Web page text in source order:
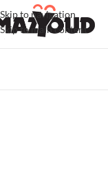
Skip to navigation
Skip to main content